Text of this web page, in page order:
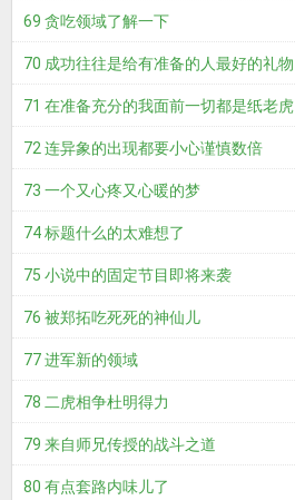
69 贪吃领域了解一下
70 成功往往是给有准备的人最好的礼物
71 在准备充分的我面前一切都是纸老虎
72 连异象的出现都要小心谨慎数倍
73 一个又心疼又心暖的梦
74 标题什么的太难想了
75 小说中的固定节目即将来袭
76 被郑拓吃死死的神仙儿
77 进军新的领域
78 二虎相争杜明得力
79 来自师兄传授的战斗之道
80 有点套路内味儿了